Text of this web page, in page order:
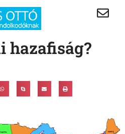
hazafiság?